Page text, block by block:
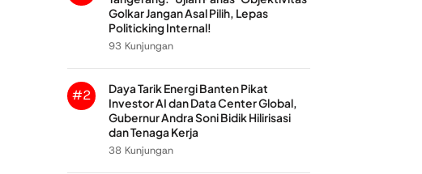
Golkar Jangan Asal Pilih, Lepas
Politicking Internal!
93 Kunjungan
#2
Daya Tarik Energi Banten Pikat
Investor AI dan Data Center Global,
Gubernur Andra Soni Bidik Hilirisasi
dan Tenaga Kerja
38 Kunjungan